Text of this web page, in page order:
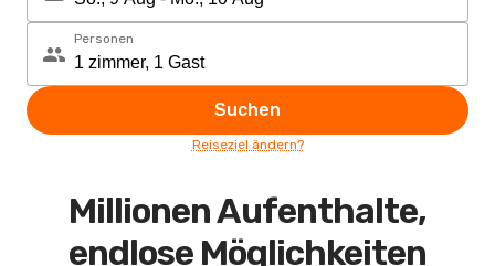
Personen
Suchen
Reiseziel ändern?
Millionen Aufenthalte,
endlose Möglichkeiten